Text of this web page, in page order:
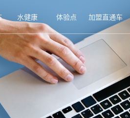
水健康 体验点 加盟直通车